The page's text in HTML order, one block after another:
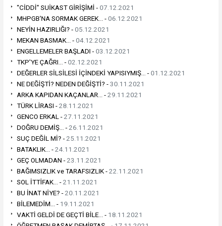
"CİDDİ" SUİKAST GİRİŞİMİ -07.12.2021
MHPGB'NA SORMAK GEREK... -06.12.2021
NEYİN HAZIRLIĞI? -05.12.2021
MEKAN BASMAK... -04.12.2021
ENGELLEMELER BAŞLADI -03.12.2021
TKP'YE ÇAĞRI... -02.12.2021
DEĞERLER SİLSİLESİ İÇİNDEKİ YAPISIYMIŞ... -01.12.2021
NE DEĞİŞTİ? NEDEN DEĞİŞTİ? -30.11.2021
ARKA KAPIDAN KAÇANLAR... -29.11.2021
TÜRK LİRASI -28.11.2021
GENCO ERKAL -27.11.2021
DOĞRU DEMİŞ... -26.11.2021
SUÇ DEĞİL Mİ? -25.11.2021
BATAKLIK... -24.11.2021
GEÇ OLMADAN -23.11.2021
BAĞIMSIZLIK ve TARAFSIZLIK -22.11.2021
SOL İTTİFAK... -21.11.2021
BU İNAT NİYE? -20.11.2021
BİLEMEDİM... - 19.11.2021
VAKTİ GELDİ DE GEÇTİ BİLE... - 18.11.2021